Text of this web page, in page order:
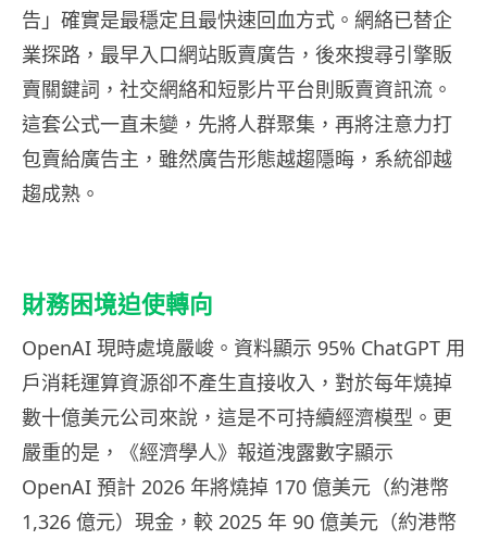
告」確實是最穩定且最快速回血方式。網絡已替企
業探路，最早入口網站販賣廣告，後來搜尋引擎販
賣關鍵詞，社交網絡和短影片平台則販賣資訊流。
這套公式一直未變，先將人群聚集，再將注意力打
包賣給廣告主，雖然廣告形態越趨隱晦，系統卻越
趨成熟。
財務困境迫使轉向
OpenAI 現時處境嚴峻。資料顯示 95% ChatGPT 用
戶消耗運算資源卻不產生直接收入，對於每年燒掉
數十億美元公司來說，這是不可持續經濟模型。更
嚴重的是，《經濟學人》報道洩露數字顯示
OpenAI 預計 2026 年將燒掉 170 億美元（約港幣
1,326 億元）現金，較 2025 年 90 億美元（約港幣